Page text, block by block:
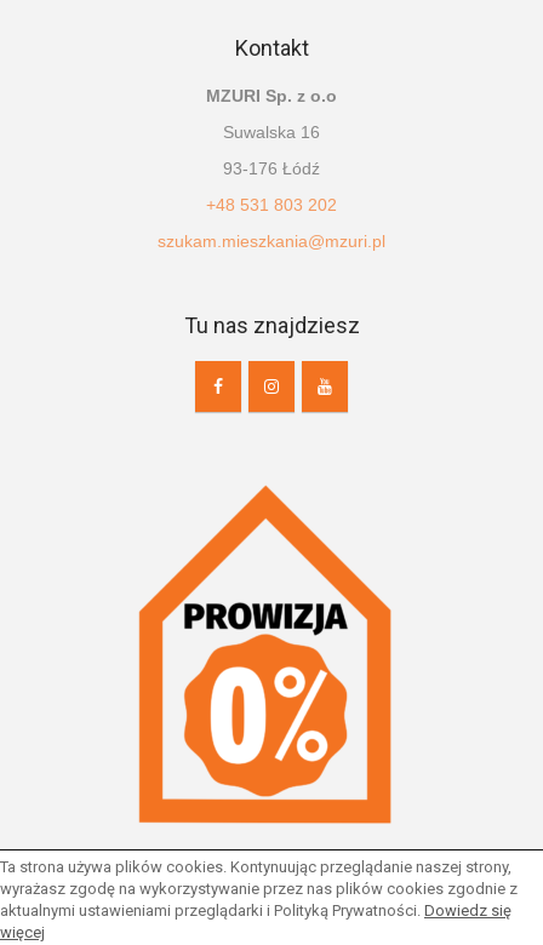
Kontakt
MZURI Sp. z o.o
Suwalska 16
93-176 Łódź
+48 531 803 202
szukam.mieszkania@mzuri.pl
Tu nas znajdziesz
Ta strona używa plików cookies. Kontynuując przeglądanie naszej strony,
wyrażasz zgodę na wykorzystywanie przez nas plików cookies zgodnie z
aktualnymi ustawieniami przeglądarki i Polityką Prywatności. Dowiedz się
więcej